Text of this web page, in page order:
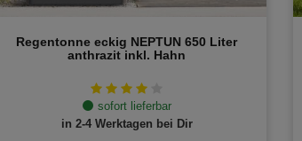
Regentonne eckig NEPTUN 650 Liter
anthrazit inkl. Hahn
sofort lieferbar
in 2-4 Werktagen bei Dir